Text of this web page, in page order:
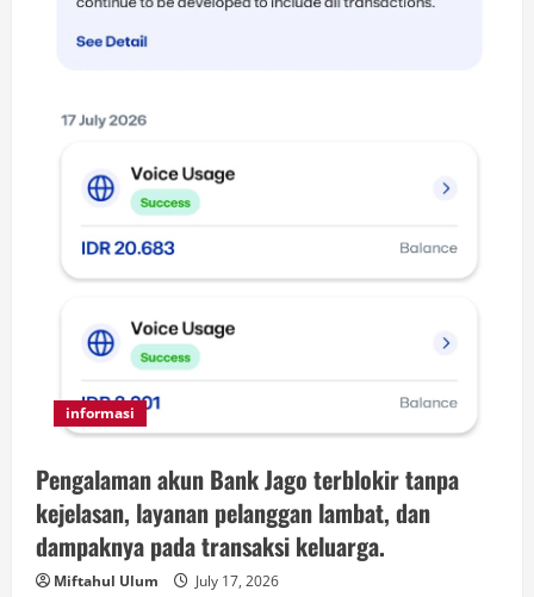
informasi
Pengalaman akun Bank Jago terblokir tanpa
kejelasan, layanan pelanggan lambat, dan
dampaknya pada transaksi keluarga.
Miftahul Ulum July 17, 2026